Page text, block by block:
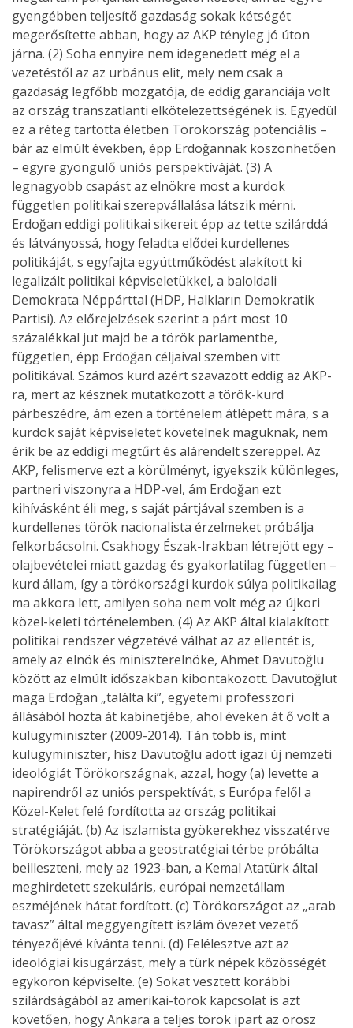
gyengébben teljesítő gazdaság sokak kétségét
megerősítette abban, hogy az AKP tényleg jó úton
járna. (2) Soha ennyire nem idegenedett még el a
vezetéstől az az urbánus elit, mely nem csak a
gazdaság legfőbb mozgatója, de eddig garanciája volt
az ország transzatlanti elkötelezettségének is. Egyedül
ez a réteg tartotta életben Törökország potenciális –
bár az elmúlt években, épp Erdoğannak köszönhetően
– egyre gyöngülő uniós perspektíváját. (3) A
legnagyobb csapást az elnökre most a kurdok
független politikai szerepvállalása látszik mérni.
Erdoğan eddigi politikai sikereit épp az tette szilárddá
és látványossá, hogy feladta elődei kurdellenes
politikáját, s egyfajta együttműködést alakított ki
legalizált politikai képviseletükkel, a baloldali
Demokrata Néppárttal (HDP, Halkların Demokratik
Partisi). Az előrejelzések szerint a párt most 10
százalékkal jut majd be a török parlamentbe,
független, épp Erdoğan céljaival szemben vitt
politikával. Számos kurd azért szavazott eddig az AKP-
ra, mert az késznek mutatkozott a török-kurd
párbeszédre, ám ezen a történelem átlépett mára, s a
kurdok saját képviseletet követelnek maguknak, nem
érik be az eddigi megtűrt és alárendelt szereppel. Az
AKP, felismerve ezt a körülményt, igyekszik különleges,
partneri viszonyra a HDP-vel, ám Erdoğan ezt
kihívásként éli meg, s saját pártjával szemben is a
kurdellenes török nacionalista érzelmeket próbálja
felkorbácsolni. Csakhogy Észak-Irakban létrejött egy –
olajbevételei miatt gazdag és gyakorlatilag független –
kurd állam, így a törökországi kurdok súlya politikailag
ma akkora lett, amilyen soha nem volt még az újkori
közel-keleti történelemben. (4) Az AKP által kialakított
politikai rendszer végzetévé válhat az az ellentét is,
amely az elnök és miniszterelnöke, Ahmet Davutoğlu
között az elmúlt időszakban kibontakozott. Davutoğlut
maga Erdoğan „találta ki”, egyetemi professzori
állásából hozta át kabinetjébe, ahol éveken át ő volt a
külügyminiszter (2009-2014). Tán több is, mint
külügyminiszter, hisz Davutoğlu adott igazi új nemzeti
ideológiát Törökországnak, azzal, hogy (a) levette a
napirendről az uniós perspektívát, s Európa felől a
Közel-Kelet felé fordította az ország politikai
stratégiáját. (b) Az iszlamista gyökerekhez visszatérve
Törökországot abba a geostratégiai térbe próbálta
beilleszteni, mely az 1923-ban, a Kemal Atatürk által
meghirdetett szekuláris, európai nemzetállam
eszméjének hátat fordított. (c) Törökországot az „arab
tavasz” által meggyengített iszlám övezet vezető
tényezőjévé kívánta tenni. (d) Felélesztve azt az
ideológiai kisugárzást, mely a türk népek közösségét
egykoron képviselte. (e) Sokat vesztett korábbi
szilárdságából az amerikai-török kapcsolat is azt
követően, hogy Ankara a teljes török ipart az orosz